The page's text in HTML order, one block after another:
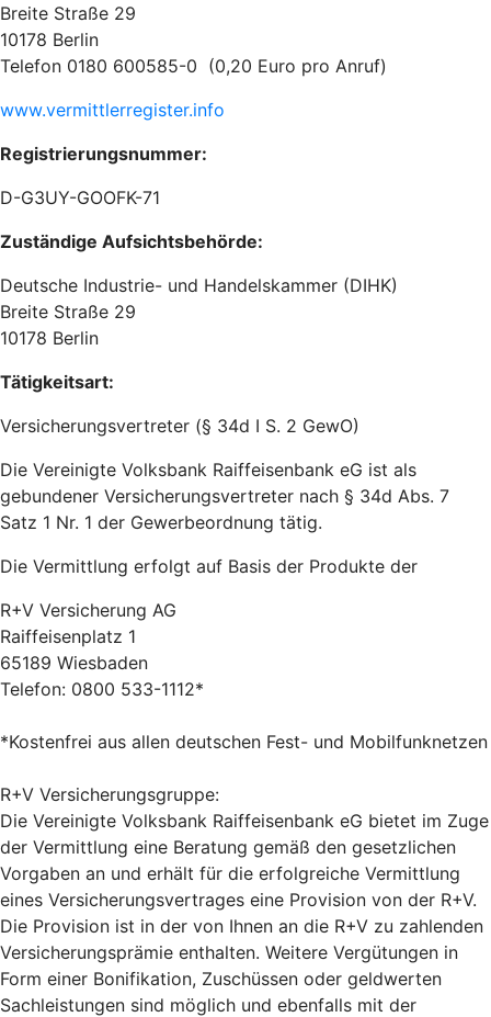
Breite Straße 29
10178 Berlin
Telefon 0180 600585-0 (0,20 Euro pro Anruf)
www.vermittlerregister.info
Registrierungsnummer:
D-G3UY-GOOFK-71
Zuständige Aufsichtsbehörde:
Deutsche Industrie- und Handelskammer (DIHK)
Breite Straße 29
10178 Berlin
Tätigkeitsart:
Versicherungsvertreter (§ 34d I S. 2 GewO)
Die Vereinigte Volksbank Raiffeisenbank eG ist als
gebundener Versicherungsvertreter nach § 34d Abs. 7
Satz 1 Nr. 1 der Gewerbeordnung tätig.
Die Vermittlung erfolgt auf Basis der Produkte der
R+V Versicherung AG
Raiffeisenplatz 1
65189 Wiesbaden
Telefon: 0800 533-1112*
*Kostenfrei aus allen deutschen Fest- und Mobilfunknetzen
R+V Versicherungsgruppe:
Die Vereinigte Volksbank Raiffeisenbank eG bietet im Zuge
der Vermittlung eine Beratung gemäß den gesetzlichen
Vorgaben an und erhält für die erfolgreiche Vermittlung
eines Versicherungsvertrages eine Provision von der R+V.
Die Provision ist in der von Ihnen an die R+V zu zahlenden
Versicherungsprämie enthalten. Weitere Vergütungen in
Form einer Bonifikation, Zuschüssen oder geldwerten
Sachleistungen sind möglich und ebenfalls mit der